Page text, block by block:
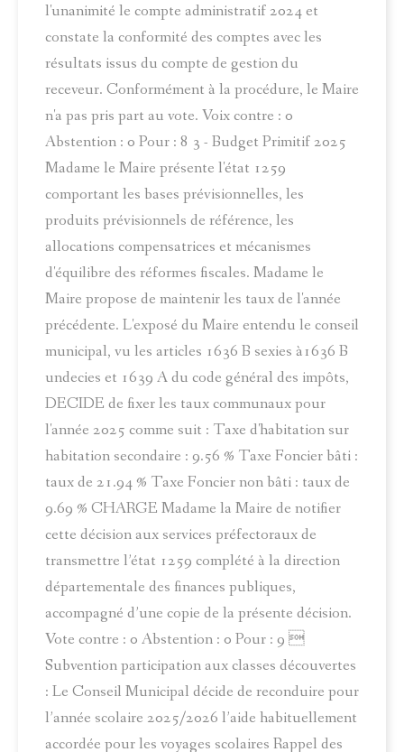
l'unanimité le compte administratif 2024 et
constate la conformité des comptes avec les
résultats issus du compte de gestion du
receveur. Conformément à la procédure, le Maire
n'a pas pris part au vote. Voix contre : 0
Abstention : 0 Pour : 8 3 - Budget Primitif 2025
Madame le Maire présente l'état 1259
comportant les bases prévisionnelles, les
produits prévisionnels de référence, les
allocations compensatrices et mécanismes
d'équilibre des réformes fiscales. Madame le
Maire propose de maintenir les taux de l'année
précédente. L'exposé du Maire entendu le conseil
municipal, vu les articles 1636 B sexies à1636 B
undecies et 1639 A du code général des impôts,
DECIDE de fixer les taux communaux pour
l'année 2025 comme suit : Taxe d'habitation sur
habitation secondaire : 9.56 % Taxe Foncier bâti :
taux de 21.94 % Taxe Foncier non bâti : taux de
9.69 % CHARGE Madame la Maire de notifier
cette décision aux services préfectoraux de
transmettre l’état 1259 complété à la direction
départementale des finances publiques,
accompagné d’une copie de la présente décision.
Vote contre : 0 Abstention : 0 Pour : 9 
Subvention participation aux classes découvertes
: Le Conseil Municipal décide de reconduire pour
l’année scolaire 2025/2026 l’aide habituellement
accordée pour les voyages scolaires Rappel des